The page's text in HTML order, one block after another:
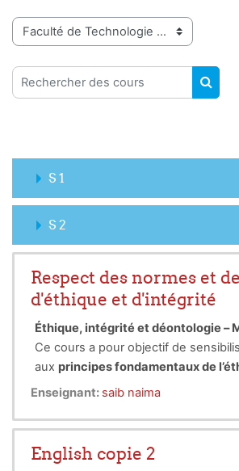
Catégories de cours
Rechercher des cours
S 1
S 2
Respect des normes et
d'éthique et d'intégrité
Éthique, intégrité et déontologie –
Ce cours a pour objectif de
aux principes fondamentaux de
l’intégrité
dans les contextes
Il aborde laCharte MESRS, les
la recherche
déontologie en
propriété intellectuelle
Enseignant: saib naima
English copie 2